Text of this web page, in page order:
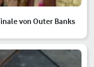
von Outer Banks